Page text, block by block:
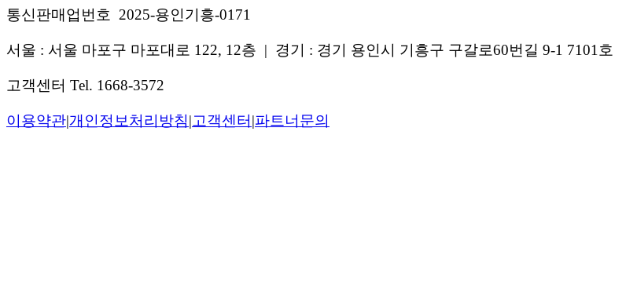
통신판매업번호 2025-용인기흥-0171
서울 : 서울 마포구 마포대로 122, 12층 | 경기 : 경기 용인시 기흥구 구갈로60번길 9-1 7101호
고객센터 Tel. 1668-3572
이용약관|개인정보처리방침|고객센터 |파트너문의